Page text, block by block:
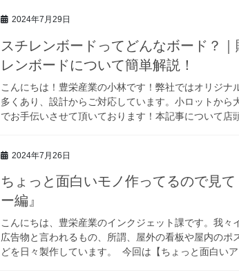
2024年7月29日
スチレンボードってどんなボード？
レンボードについて簡単解説！
こんにちは！豊栄産業の小林です！弊社ではオリジナ
多くあり、設計からご対応しています。小ロットから
でお手伝いさせて頂いております！本記事について
2024年7月26日
ちょっと面白いモノ作ってるので見
ー編』
こんにちは、豊栄産業のインクジェット課です。我々
広告物と言われるもの、所謂、屋外の看板や屋内の
どを日々製作しています。 今回は【ちょっと面白い